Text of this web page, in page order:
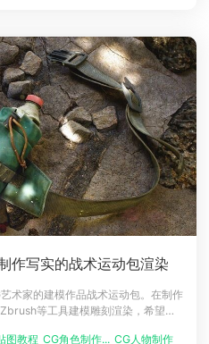
作写实的战术运动包渲染
术家的建模作品战术运动包。在制作
等工具建模雕刻渲染，希望对
图教程 CG角色制作... CG人物制作